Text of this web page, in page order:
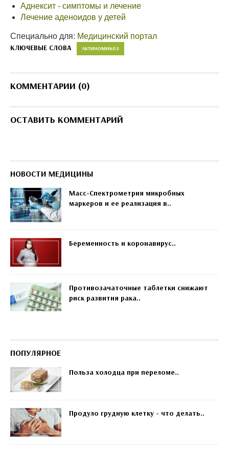
Аднексит - симптомы и лечение
Лечение аденоидов у детей
Специально для: Медицинский портал
КЛЮЧЕВЫЕ СЛОВА АКТИНОМИКОЗ
КОММЕНТАРИИ (0)
ОСТАВИТЬ КОММЕНТАРИЙ
НОВОСТИ МЕДИЦИНЫ
Масс-Спектрометрия микробных
маркеров и ее реализация в..
Беременность и коронавирус..
Противозачаточные таблетки снижают
риск развития рака..
ПОПУЛЯРНОЕ
Польза холодца при переломе..
Продуло грудную клетку - что делать..